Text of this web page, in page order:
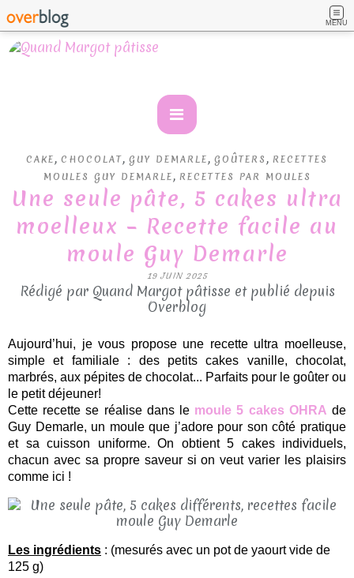
MENU
CAKE, CHOCOLAT, GUY DEMARLE, GOÛTERS , RECETTES
MOULES GUY DEMARLE, RECETTES PAR MOULES
Une seule pâte, 5 cakes ultra
moelleux – Recette facile au
moule Guy Demarle
19 JUIN 2025
Rédigé par Quand Margot pâtisse et publié depuis
Overblog
Aujourd’hui, je vous propose une recette ultra moelleuse,
simple et familiale : des petits cakes vanille, chocolat,
marbrés, aux pépites de chocolat... Parfaits pour le goûter ou
le petit déjeuner!
Cette recette se réalise dans le moule 5 cakes OHRA de
Guy Demarle, un moule que j’adore pour son côté pratique
et sa cuisson uniforme. On obtient 5 cakes individuels,
chacun avec sa propre saveur si on veut varier les plaisirs
comme ici !
Les ingrédients : (mesurés avec un pot de yaourt vide de
125 g)